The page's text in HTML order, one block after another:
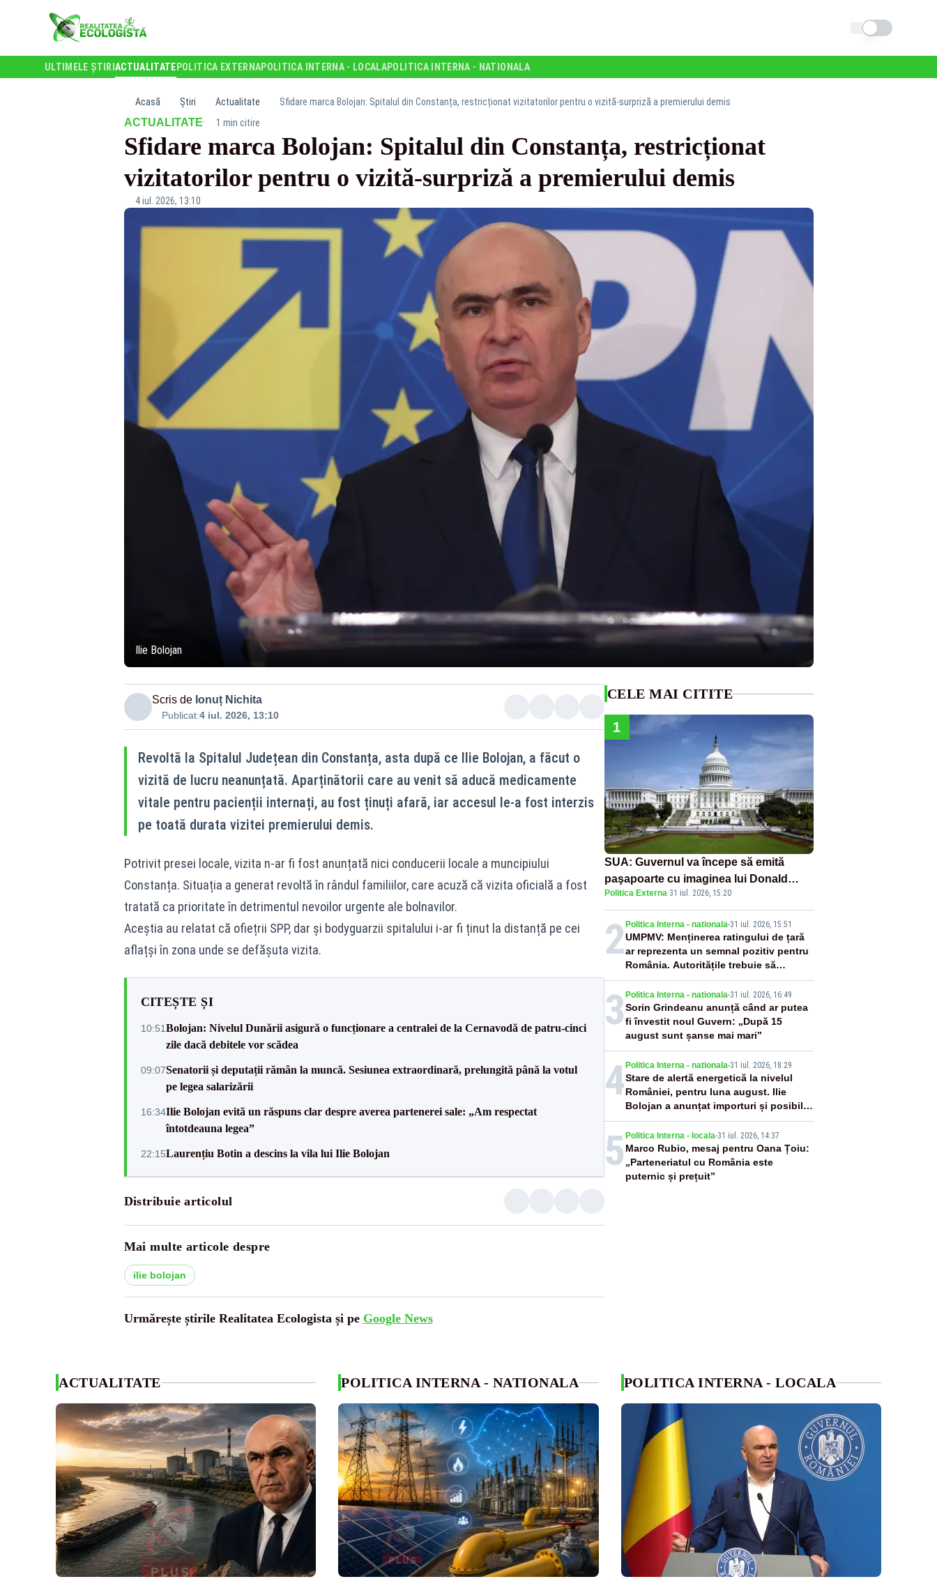
Schimba tema
ULTIMELE ȘTIRI ACTUALITATE POLITICA EXTERNAPOLITICA INTERNA - LOCALAPOLITICA INTERNA - NATIONALA
Acasă Știri Actualitate Sfidare marca Bolojan: Spitalul din Constanța, restricționat vizitatorilor pentru o vizită-surpriză a premierului demis
ACTUALITATE· 1 min citire
Sfidare marca Bolojan: Spitalul din Constanța, restricționat
vizitatorilor pentru o vizită-surpriză a premierului demis
4 iul. 2026, 13:10
Ilie Bolojan
Scris de Ionuț Nichita
Publicat:4 iul. 2026, 13:10
Revoltă la Spitalul Județean din Constanța, asta după ce Ilie Bolojan, a făcut o
vizită de lucru neanunțată. Aparținătorii care au venit să aducă medicamente
vitale pentru pacienții internați, au fost ținuți afară, iar accesul le-a fost interzis
pe toată durata vizitei premierului demis.
Potrivit presei locale, vizita n-ar fi fost anunțată nici conducerii locale a muncipiului
Constanța. Situația a generat revoltă în rândul familiilor, care acuză că vizita oficială a fost
tratată ca prioritate în detrimentul nevoilor urgente ale bolnavilor.
Aceștia au relatat că ofiețrii SPP, dar și bodyguarzii spitalului i-ar fi ținut la distanță pe cei
aflațși în zona unde se defășuta vizita.
CITEȘTE ȘI
10:51Bolojan: Nivelul Dunării asigură o funcționare a centralei de la Cernavodă de patru-cinci
zile dacă debitele vor scădea
09:07Senatorii și deputații rămân la muncă. Sesiunea extraordinară, prelungită până la votul
pe legea salarizării
16:34Ilie Bolojan evită un răspuns clar despre averea partenerei sale: „Am respectat
întotdeauna legea”
22:15Laurențiu Botin a descins la vila lui Ilie Bolojan
Distribuie articolul
Mai multe articole despre
ilie bolojan
Urmărește știrile Realitatea Ecologista și pe Google News
CELE MAI CITITE
1
SUA: Guvernul va începe să emită
paşapoarte cu imaginea lui Donald
Trump începând cu 8 august
Politica Externa·31 iul. 2026, 15:20
2 Politica Interna - nationala-31 iul. 2026, 15:51
UMPMV: Menținerea ratingului de țară
ar reprezenta un semnal pozitiv pentru
România. Autoritățile trebuie să
continue consolidarea stabilității
economice și financiare
3 Politica Interna - nationala-31 iul. 2026, 16:49
Sorin Grindeanu anunță când ar putea
fi învestit noul Guvern: „După 15
august sunt șanse mai mari”
4 Politica Interna - nationala-31 iul. 2026, 18:29
Stare de alertă energetică la nivelul
României, pentru luna august. Ilie
Bolojan a anunțat importuri și posibile
restricții – VIDEO
5 Politica Interna - locala-31 iul. 2026, 14:37
Marco Rubio, mesaj pentru Oana Țoiu:
„Parteneriatul cu România este
puternic și prețuit”
ACTUALITATE POLITICA INTERNA - NATIONALA POLITICA INTERNA - LOCALA